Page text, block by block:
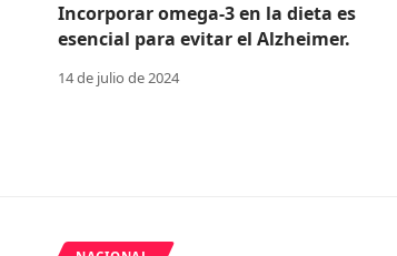
Incorporar omega-3 en la dieta es
esencial para evitar el Alzheimer.
14 de julio de 2024